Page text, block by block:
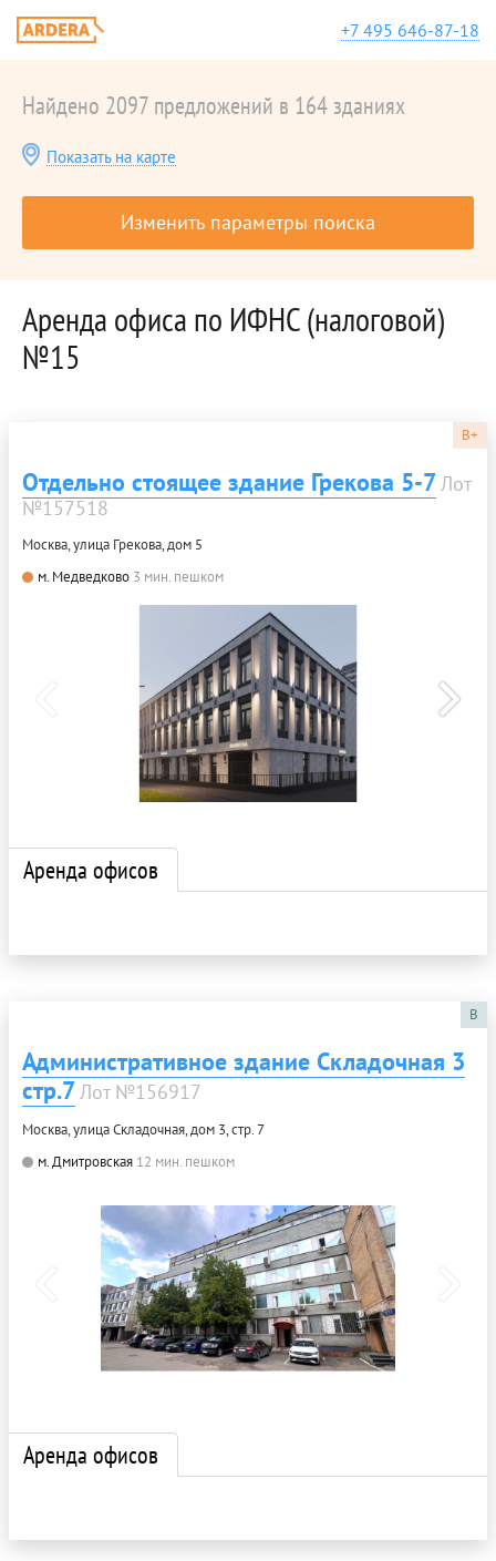
+7 495 646-87-18
Найдено 2097 предложений в 164 зданиях
Показать на карте
Изменить параметры поиска
Аренда офиса по ИФНС (налоговой)
№15
B+
Отдельно стоящее здание Грекова 5-7Лот
№157518
Москва, улица Грекова, дом 5
м. Медведково 3 мин. пешком
Аренда офисов
B
Административное здание Складочная 3
стр.7Лот №156917
Москва, улица Складочная, дом 3, стр. 7
м. Дмитровская 12 мин. пешком
Аренда офисов